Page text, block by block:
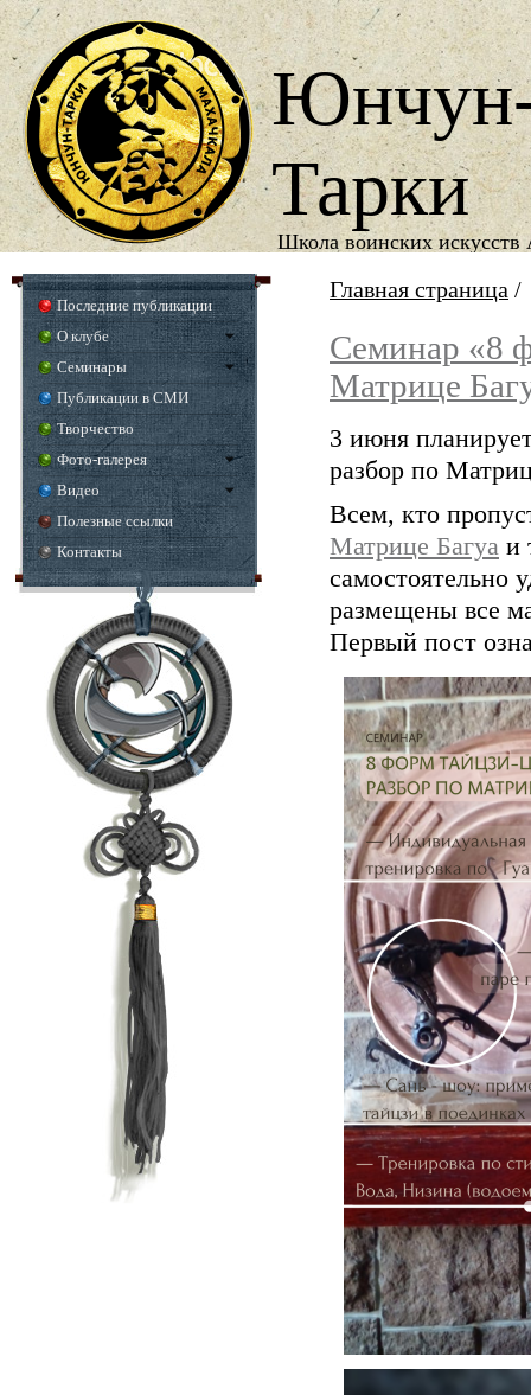
Тарки
Школа воинских искусств
Год основания школы 1987
Последние публикации
О клубе
Семинары
Публикации в СМИ
Творчество
Фото-галерея
Видео
Полезные ссылки
Контакты
Главная страница /
Семинар «8
Матрице
3 июня
разбор по
Всем, кто
Матрице Багуа и
самостоятельно
размещены все
Первый пост